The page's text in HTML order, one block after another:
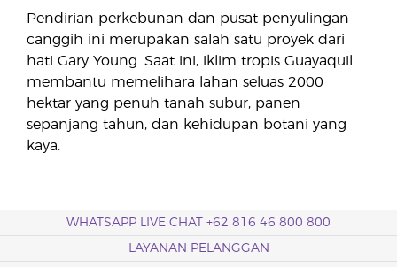
Pendirian perkebunan dan pusat penyulingan
canggih ini merupakan salah satu proyek dari
hati Gary Young. Saat ini, iklim tropis Guayaquil
membantu memelihara lahan seluas 2000
hektar yang penuh tanah subur, panen
sepanjang tahun, dan kehidupan botani yang
kaya.
WHATSAPP LIVE CHAT +62 816 46 800 800
LAYANAN PELANGGAN